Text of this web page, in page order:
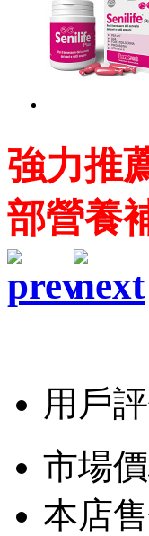
強力推
部營養
用戶評
市場
本店